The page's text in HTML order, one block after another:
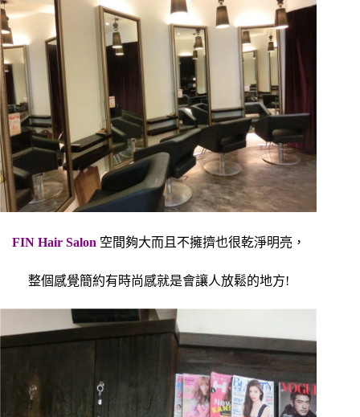
FIN Hair Salon 空間夠大而且不擁擠也很乾淨明亮，
整個感覺簡約有時尚感就是會讓人放鬆的地方!